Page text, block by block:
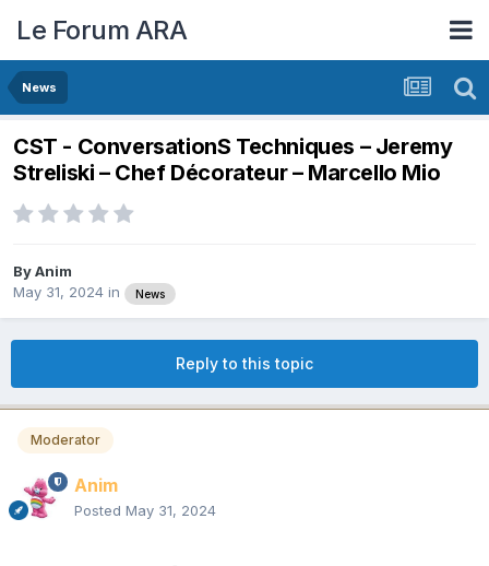
Le Forum ARA
News
CST - ConversationS Techniques – Jeremy
Streliski – Chef Décorateur – Marcello Mio
ByAnim
May 31, 2024 in News
Reply to this topic
Moderator
Anim
Posted May 31, 2024